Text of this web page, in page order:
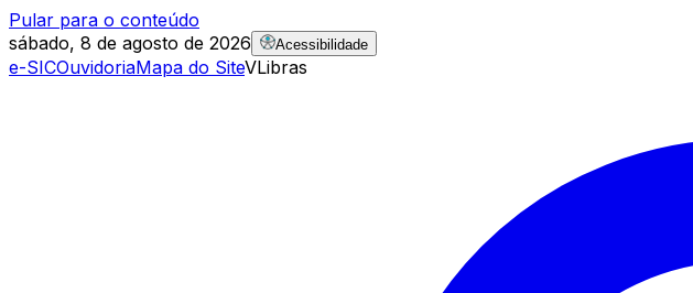
Pular para o conteúdo
sábado, 8 de agosto de 2026
Acessibilidade
e-SICOuvidoriaMapa do SiteVLibras